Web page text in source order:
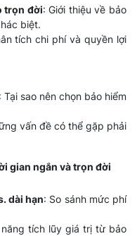
trọn đời: Giới thiệu về bảo
biệt.
tích chi phí và quyền lợi
: Tại sao nên chọn bảo hiểm
vấn đề có thể gặp phải
gian ngắn và trọn đời
dài hạn: So sánh mức phí
tích lũy giá trị từ bảo